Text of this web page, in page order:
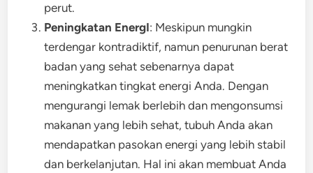
perut.
Peningkatan EnergI: Meskipun mungkin
terdengar kontradiktif, namun penurunan berat
badan yang sehat sebenarnya dapat
meningkatkan tingkat energi Anda. Dengan
mengurangi lemak berlebih dan mengonsumsi
makanan yang lebih sehat, tubuh Anda akan
mendapatkan pasokan energi yang lebih stabil
dan berkelanjutan. Hal ini akan membuat Anda